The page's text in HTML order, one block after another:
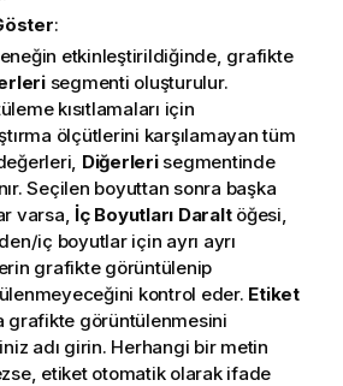
:
etkinleştirildiğinde, grafikte
segmenti oluşturulur.
kısıtlamaları için
ölçütlerini karşılamayan tüm
Diğerlerisegmentinde
Seçilen boyuttan sonra başka
varsa, İç Boyutları Daraltöğesi,
iç boyutlar için ayrı ayrı
grafikte görüntülenip
kontrol eder. Etiket
grafikte görüntülenmesini
adı girin. Herhangi bir metin
etiket otomatik olarak ifade